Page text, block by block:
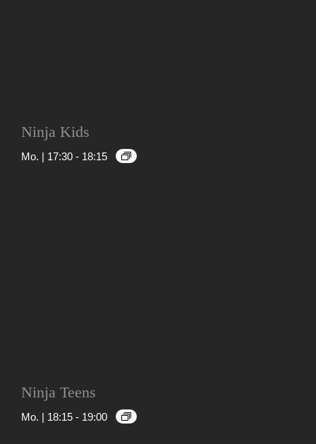
Ninja Kids
Mo. | 17:30 - 18:15
Ninja Teens
Mo. | 18:15 - 19:00